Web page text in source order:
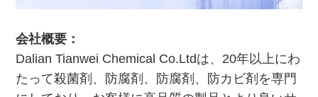
会社概要：
Dalian Tianwei Chemical Co.Ltdは、20年以上にわ
たって殺菌剤、防腐剤、防腐剤、防カビ剤を専門